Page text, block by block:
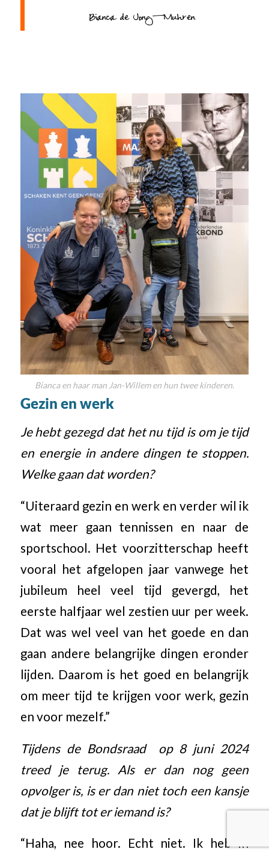
Bianca de Jong-Muhren
Bianca en haar man Jan-Willem en hun twee kinderen.
Gezin en werk
Je hebt gezegd dat het nu tijd is om je tijd
en energie in andere dingen te stoppen.
Welke gaan dat worden?
“Uiteraard gezin en werk en verder wil ik
wat meer gaan tennissen en naar de
sportschool. Het voorzitterschap heeft
vooral het afgelopen jaar vanwege het
jubileum heel veel tijd gevergd, het
eerste halfjaar wel zestien uur per week.
Dat was wel veel van het goede en dan
gaan andere belangrijke dingen eronder
lijden. Daarom is het goed en belangrijk
om meer tijd te krijgen voor werk, gezin
en voor mezelf.”
Tijdens de Bondsraad op 8 juni 2024
treed je terug. Als er dan nog geen
opvolger is, is er dan niet toch een kansje
dat je blijft tot er iemand is?
“Haha, nee hoor. Echt niet. Ik heb in